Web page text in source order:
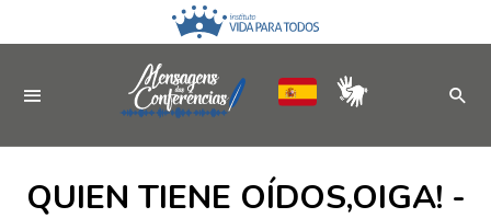
QUIEN TIENE OÍDOS,OIGA! -